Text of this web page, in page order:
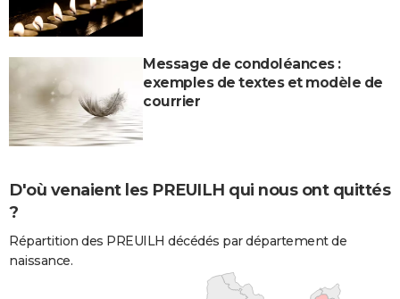
Message de condoléances :
exemples de textes et modèle de
courrier
D'où venaient les PREUILH qui nous ont quittés
?
Répartition des PREUILH décédés par département de
naissance.